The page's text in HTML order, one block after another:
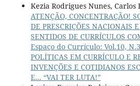
Kezia Rodrigues Nunes, Carlos
ATENÇÃO, CONCENTRAÇÃO!
DE PRESCRIÇÕES NACIONAIS
SENTIDOS DE CURRÍCULOS
Espaço do Currículo: Vol.10,
POLÍTICAS EM CURRÍCULO E
INVENÇÕES E COTIDIANOS
E... “VAI TER LUTA!”